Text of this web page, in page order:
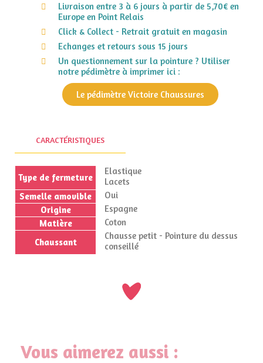
Livraison entre 3 à 6 jours à partir de 5,70€ en
Europe en Point Relais
Click & Collect - Retrait gratuit en magasin
Echanges et retours sous 15 jours
Un questionnement sur la pointure ? Utiliser
notre pédimètre à imprimer ici :
Le pédimètre Victoire Chaussures
CARACTÉRISTIQUES
Type de fermeture
Elastique
Lacets
Semelle amovible
Oui
Origine
Espagne
Matière
Coton
Chaussant
Chausse petit - Pointure du dessus
conseillé
Vous aimerez aussi :